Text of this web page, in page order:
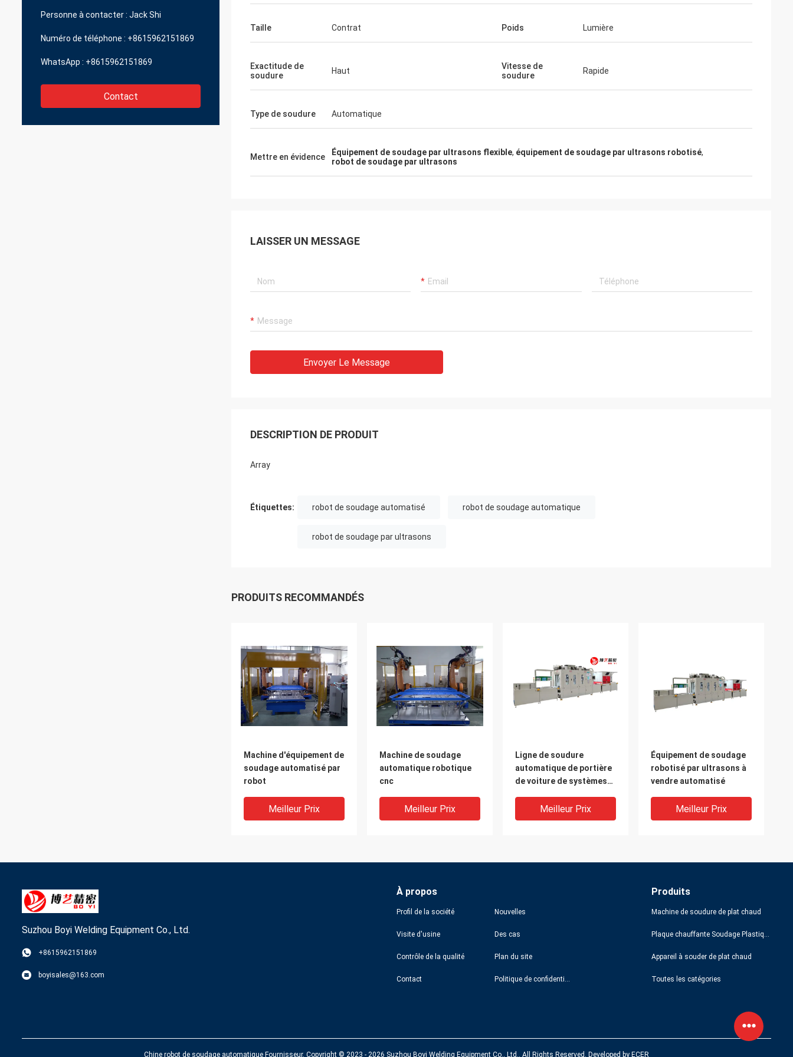
Personne à contacter : Jack Shi
Numéro de téléphone : +8615962151869
WhatsApp : +8615962151869
Contact
Taille Contrat Poids Lumière
Exactitude de
soudure
Haut
Vitesse de
soudure
Rapide
Type de soudure Automatique
Mettre en évidence Équipement de soudage par ultrasons flexible, équipement de soudage par ultrasons robotisé,
robot de soudage par ultrasons
LAISSER UN MESSAGE
Envoyer Le Message
DESCRIPTION DE PRODUIT
Array
Étiquettes: robot de soudage automatisé robot de soudage automatique
robot de soudage par ultrasons
PRODUITS RECOMMANDÉS
Machine d'équipement de
soudage automatisé par
robot
Meilleur Prix
Machine de soudage
automatique robotique
cnc
Meilleur Prix
Ligne de soudure
automatique de portière
de voiture de systèmes
soudure robotisée par
points
Meilleur Prix
Équipement de soudage
robotisé par ultrasons à
vendre automatisé
Meilleur Prix
services autonomes de
Systèmes robotiques
Systèmes de soudage
Suzhou Boyi Welding Equipment Co., Ltd.
+8615962151869
boyisales@163.com
À propos
Profil de la société
Visite d'usine
Contrôle de la qualité
Contact
Nouvelles
Des cas
Plan du site
Politique de confidentialité
Produits
Machine de soudure de plat chaud
Plaque chauffante Soudage Plastique
Appareil à souder de plat chaud
Toutes les catégories
Chine robot de soudage automatique Fournisseur. Copyright © 2023 - 2026 Suzhou Boyi Welding Equipment Co., Ltd.. All Rights Reserved. Developed by ECER